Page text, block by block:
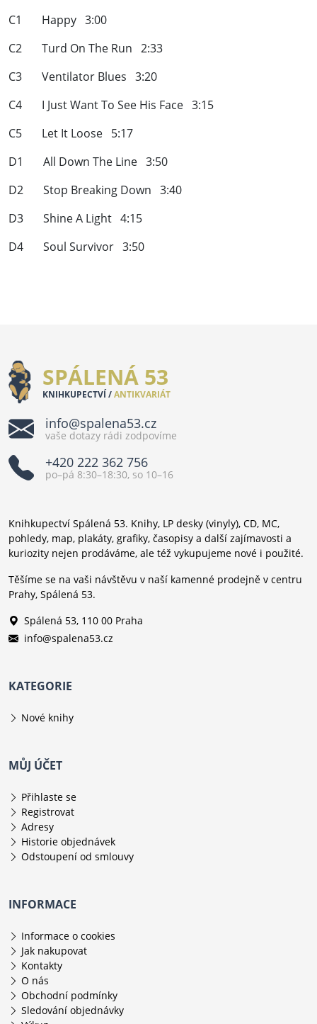
C1 Happy 3:00
C2 Turd On The Run 2:33
C3 Ventilator Blues 3:20
C4 I Just Want To See His Face 3:15
C5 Let It Loose 5:17
D1 All Down The Line 3:50
D2 Stop Breaking Down 3:40
D3 Shine A Light 4:15
D4 Soul Survivor 3:50
SPÁLENÁ 53
KNIHKUPECTVÍ /ANTIKVARIÁT
info@spalena53.cz
vaše dotazy rádi zodpovíme
+420 222 362 756
po–pá 8:30–18:30, so 10–16
Knihkupectví Spálená 53. Knihy, LP desky (vinyly), CD, MC,
pohledy, map, plakáty, grafiky, časopisy a další zajímavosti a
kuriozity nejen prodáváme, ale též vykupujeme nové i použité.
Těšíme se na vaši návštěvu v naší kamenné prodejně v centru
Prahy, Spálená 53.
Spálená 53, 110 00 Praha
info@spalena53.cz
KATEGORIE
Nové knihy
MŮJ ÚČET
Přihlaste se
Registrovat
Adresy
Historie objednávek
Odstoupení od smlouvy
INFORMACE
Informace o cookies
Jak nakupovat
Kontakty
O nás
Obchodní podmínky
Sledování objednávky